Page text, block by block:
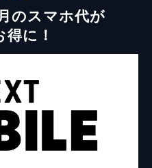
のスマホ代が
に！